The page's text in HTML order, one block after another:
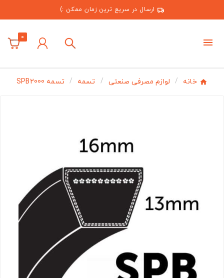
ارسال در سریع ترین زمان ممکن :)
0
خانه لوازم مصرفی صنعتی تسمه تسمه SPB2000